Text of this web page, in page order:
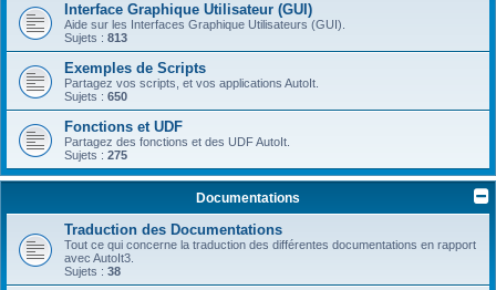
Interface Graphique Utilisateur (GUI)
Aide sur les Interfaces Graphique Utilisateurs (GUI).
Sujets : 813
Exemples de Scripts
Partagez vos scripts, et vos applications AutoIt.
Sujets : 650
Fonctions et UDF
Partagez des fonctions et des UDF AutoIt.
Sujets : 275
Documentations
Traduction des Documentations
Tout ce qui concerne la traduction des différentes documentations en rapport
avec AutoIt3.
Sujets : 38